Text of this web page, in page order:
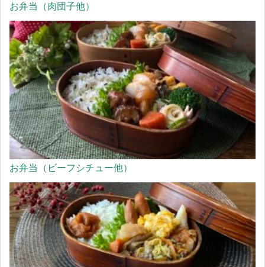
お弁当（肉団子他）
お弁当（ビーフシチュー他）